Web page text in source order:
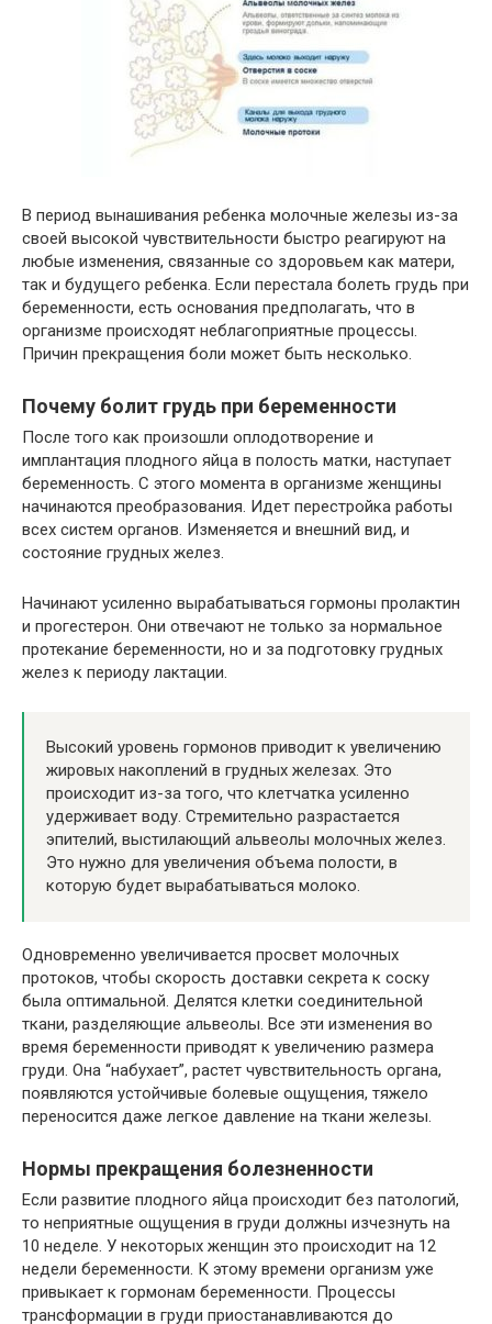
В период вынашивания ребенка молочные железы из-за
своей высокой чувствительности быстро реагируют на
любые изменения, связанные со здоровьем как матери,
так и будущего ребенка. Если перестала болеть грудь при
беременности, есть основания предполагать, что в
организме происходят неблагоприятные процессы.
Причин прекращения боли может быть несколько.
Почему болит грудь при беременности
После того как произошли оплодотворение и
имплантация плодного яйца в полость матки, наступает
беременность. С этого момента в организме женщины
начинаются преобразования. Идет перестройка работы
всех систем органов. Изменяется и внешний вид, и
состояние грудных желез.
Начинают усиленно вырабатываться гормоны пролактин
и прогестерон. Они отвечают не только за нормальное
протекание беременности, но и за подготовку грудных
желез к периоду лактации.
Высокий уровень гормонов приводит к увеличению
жировых накоплений в грудных железах. Это
происходит из-за того, что клетчатка усиленно
удерживает воду. Стремительно разрастается
эпителий, выстилающий альвеолы молочных желез.
Это нужно для увеличения объема полости, в
которую будет вырабатываться молоко.
Одновременно увеличивается просвет молочных
протоков, чтобы скорость доставки секрета к соску
была оптимальной. Делятся клетки соединительной
ткани, разделяющие альвеолы. Все эти изменения во
время беременности приводят к увеличению размера
груди. Она “набухает”, растет чувствительность органа,
появляются устойчивые болевые ощущения, тяжело
переносится даже легкое давление на ткани железы.
Нормы прекращения болезненности
Если развитие плодного яйца происходит без патологий,
то неприятные ощущения в груди должны изчезнуть на
10 неделе. У некоторых женщин это происходит на 12
недели беременности. К этому времени организм уже
привыкает к гормонам беременности. Процессы
трансформации в груди приостанавливаются до